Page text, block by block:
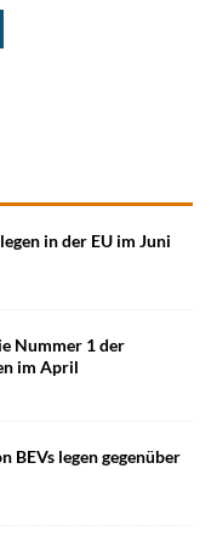
in der EU im Juni
Nummer 1 der
im April
BEVs legen gegenüber